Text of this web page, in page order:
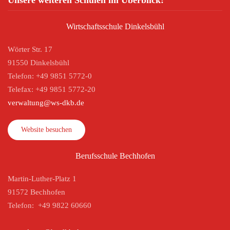
Wirtschaftsschule Dinkelsbühl
Wörter Str. 17
91550 Dinkelsbühl
Telefon: +49 9851 5772-0
Telefax: +49 9851 5772-20
verwaltung@ws-dkb.de
Website besuchen
Berufsschule Bechhofen
Martin-Luther-Platz 1
91572 Bechhofen
Telefon: +49 9822 60660